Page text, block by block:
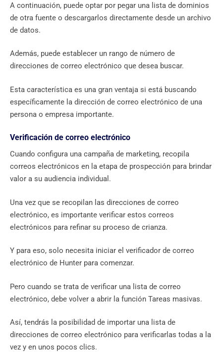
A continuación, puede optar por pegar una lista de dominios
de otra fuente o descargarlos directamente desde un archivo
de datos.
Además, puede establecer un rango de número de
direcciones de correo electrónico que desea buscar.
Esta característica es una gran ventaja si está buscando
específicamente la dirección de correo electrónico de una
persona o empresa importante.
Verificación de correo electrónico
Cuando configura una campaña de marketing, recopila
correos electrónicos en la etapa de prospección para brindar
valor a su audiencia individual.
Una vez que se recopilan las direcciones de correo
electrónico, es importante verificar estos correos
electrónicos para refinar su proceso de crianza.
Y para eso, solo necesita iniciar el verificador de correo
electrónico de Hunter para comenzar.
Pero cuando se trata de verificar una lista de correo
electrónico, debe volver a abrir la función Tareas masivas.
Así, tendrás la posibilidad de importar una lista de
direcciones de correo electrónico para verificarlas todas a la
vez y en unos pocos clics.